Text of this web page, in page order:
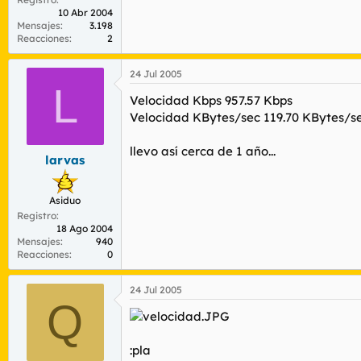
10 Abr 2004
Mensajes
3.198
Reacciones
2
L
larvas
Asiduo
Registro
18 Ago 2004
Mensajes
940
Reacciones
0
24 Jul 2005
Velocidad Kbps 957.57 Kbps
Velocidad KBytes/sec 119.70 KBytes/
llevo así cerca de 1 año...
Q
24 Jul 2005
:pla